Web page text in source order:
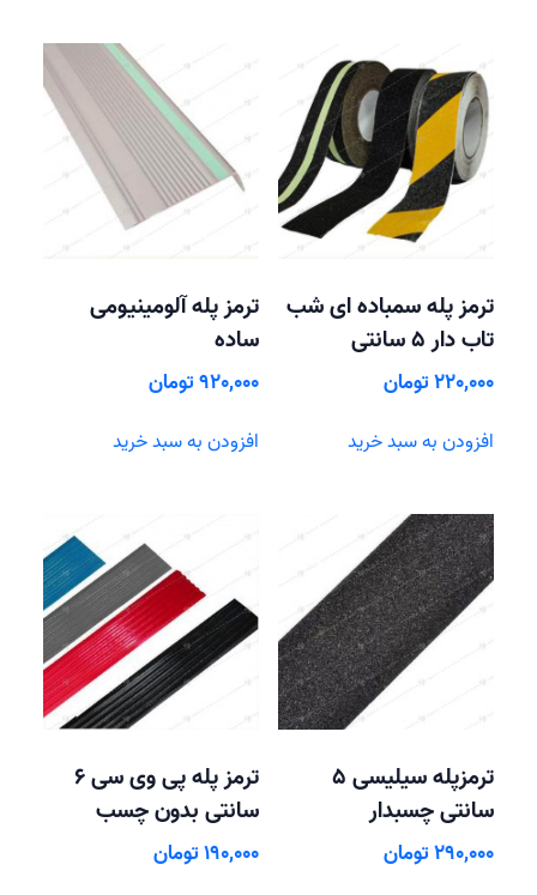
ترمز پله سمباده ای شب
تاب دار 5 سانتی
220,000تومان
افزودن به سبد خرید
ترمز پله آلومینیومی
ساده
920,000تومان
افزودن به سبد خرید
ترمزپله سیلیسی 5
سانتی چسبدار
290,000تومان
ترمز پله پی وی سی 6
سانتی بدون چسب
190,000تومان